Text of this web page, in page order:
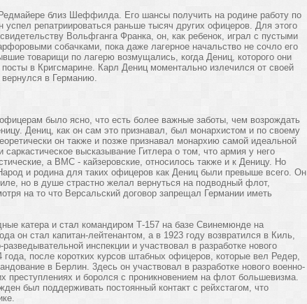
близ Шеффилда. Его шансы получить на родине работу по
репатриироваться раньше тысяч других офицеров. Для этого
Вольфганга Франка, он, как ребенок, играл с пустыми
собачками, пока даже лагерное начальство не сочло его
товарищи по лагерю возмущались, когда Дениц, которого они
в Кригсмарине. Карл Дениц моментально излечился от своей
в Германию.
было ясно, что есть более важные заботы, чем возрождать
Дениц, как он сам это признавал, был монархистом и по своему
он также и позже признавал монархию самой идеальной
саркастическое высказывание Гитлера о том, что армия у него
а ВМС - кайзеровские, относилось также и к Деницу. Но
и родина для таких офицеров как Дениц были превыше всего. Он
но в душе страстно желал вернуться на подводный флот,
на то что Версальский договор запрещал Германии иметь
катера и стал командиром Т-157 на базе Свинемюнде на
он стал капитан-лейтенантом, а в 1923 году возвратился в Киль,
инспекции и участвовал в разработке нового
после коротких курсов штабных офицеров, которые вел Редер,
в Берлин. 3десь он участвовал в разработке нового военно-
преступлениях и боролся с проникновением на флот большевизма.
был поддерживать постоянный контакт с рейхстагом, что